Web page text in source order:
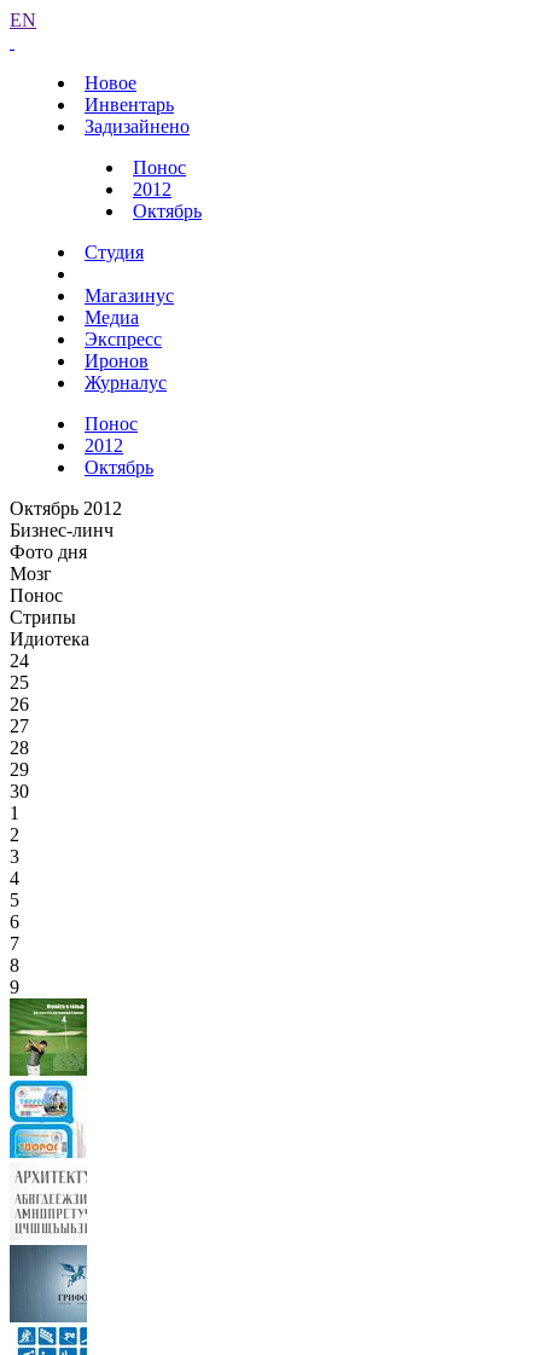
EN
Новое
Инвентарь
Задизайнено
Понос
2012
Октябрь
Студия
Магазинус
Медиа
Экспресс
Иронов
Журналус
Понос
2012
Октябрь
Октябрь 2012
Бизнес-линч
Фото дня
Мозг
Понос
Стрипы
Идиотека
24
25
26
27
28
29
30
1
2
3
4
5
6
7
8
9